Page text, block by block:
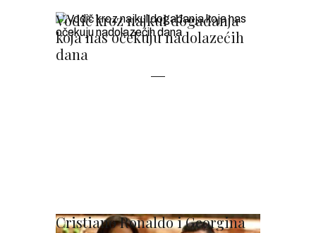
Vodič kroz najkul događanja
koja nas očekuju nadolazećih
dana
Cristiano Ronaldo i Georgina